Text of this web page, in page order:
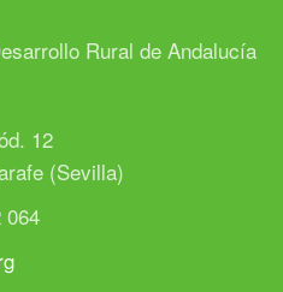
Rural de Andalucía
12
(Sevilla)
064